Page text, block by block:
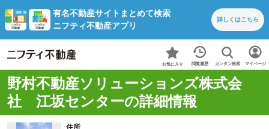
有名不動産サイトまとめて検索
ニフティ不動産アプリ
詳しくはこちら
お気に入り 閲覧履歴 カンタン検索 マイページ
野村不動産ソリューションズ株式会
社 江坂センターの詳細情報
住所